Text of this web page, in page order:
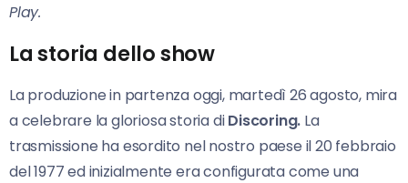
Play.
La storia dello show
La produzione in partenza oggi, martedì 26 agosto, mira
a celebrare la gloriosa storia diDiscoring. La
trasmissione ha esordito nel nostro paese il 20 febbraio
del 1977 ed inizialmente era configurata come una